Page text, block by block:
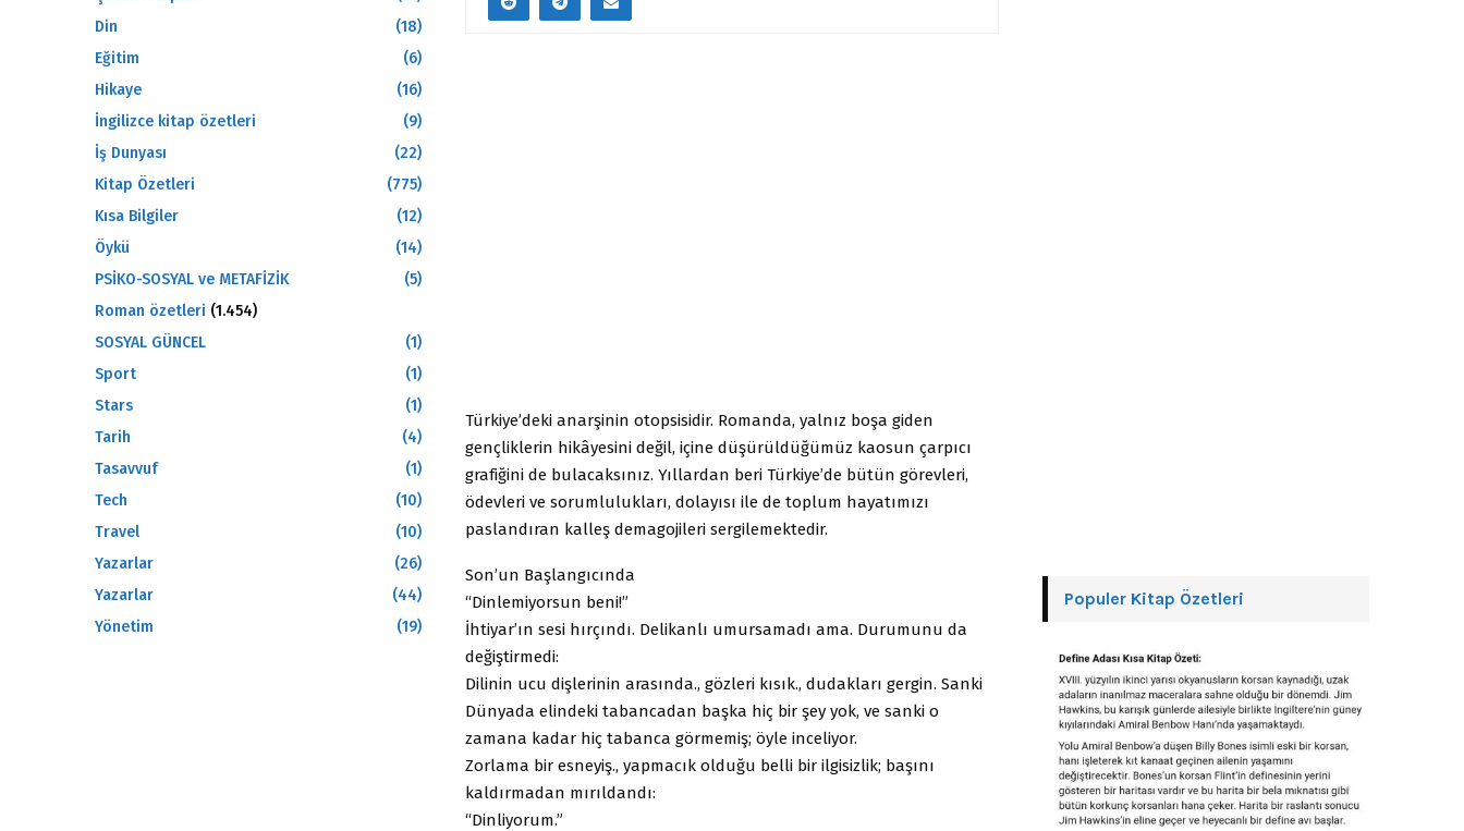
Türkiye’deki anarşinin otopsisidir. Romanda, yalnız boşa giden
gençliklerin hikâyesini değil, içine düşürüldüğümüz kaosun çarpıcı
grafiğini de bulacaksınız. Yıllardan beri Türkiye’de bütün görevleri,
ödevleri ve sorumlulukları, dolayısı ile de toplum hayatımızı
paslandıran kalleş demagojileri sergilemektedir.
Son’un Başlangıcında
“Dinlemiyorsun beni!”
İhtiyar’ın sesi hırçındı. Delikanlı umursamadı ama. Durumunu da
değiştirmedi:
Dilinin ucu dişlerinin arasında., gözleri kısık., dudakları gergin. Sanki
Dünyada elindeki tabancadan başka hiç bir şey yok, ve sanki o
zamana kadar hiç tabanca görmemiş; öyle inceliyor.
Zorlama bir esneyiş., yapmacık olduğu belli bir ilgisizlik; başını
kaldırmadan mırıldandı:
“Dinliyorum.”
Din
(18)
Eğitim
(6)
Hikaye
(16)
İngilizce kitap özetleri
(9)
İş Dunyası
(22)
Kitap Özetleri
(775)
Kısa Bilgiler
(12)
Öykü
(14)
PSİKO-SOSYAL ve METAFİZİK
(5)
Roman özetleri (1.454)
SOSYAL GÜNCEL
(1)
Sport
(1)
Stars
(1)
Tarih
(4)
Tasavvuf
(1)
Tech
(10)
Travel
(10)
Yazarlar
(26)
Yazarlar
(44)
Yönetim
(19)
Populer Kitap Özetleri